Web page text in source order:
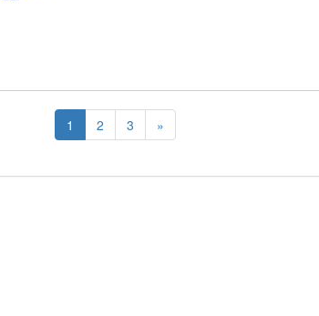
1 2 3 »